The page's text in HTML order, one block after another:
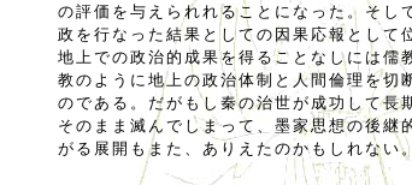
の評価を与えられれることになった。そし
政を行なった結果としての因果応報として
地上での政治的成果を得ることなしには儒
教のように地上の政治体制と人間倫理を切
のである。だがもし秦の治世が成功して長
そのまま滅んでしまって、墨家思想の後
がる展開もまた、ありえたのかもしれない。